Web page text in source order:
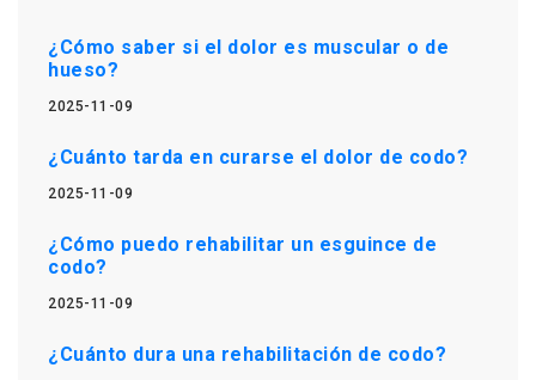
¿Cómo saber si el dolor es muscular o de
hueso?
2025-11-09
¿Cuánto tarda en curarse el dolor de codo?
2025-11-09
¿Cómo puedo rehabilitar un esguince de
codo?
2025-11-09
¿Cuánto dura una rehabilitación de codo?